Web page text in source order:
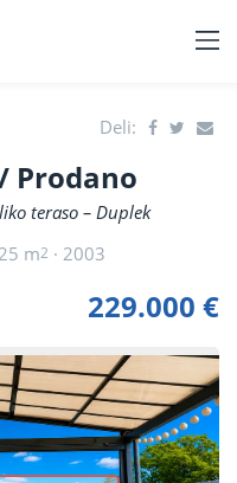
Deli:
Prodano
teraso – Duplek
m2 · 2003
229.000 €